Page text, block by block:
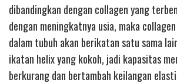
dibandingkan dengan collagen yang
dengan meningkatnya usia, maka
dalam tubuh akan berikatan satu sama
ikatan helix yang kokoh, jadi kapasitas
berkurang dan bertambah keilangan